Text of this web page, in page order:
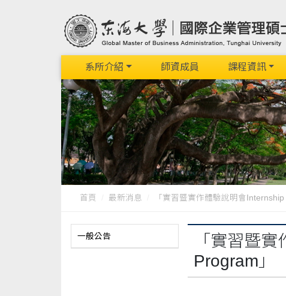
系所介紹 師資成員 課程資訊
首頁 最新消息 「實習暨實作體驗說明會
一般公告
「實習暨
Program」